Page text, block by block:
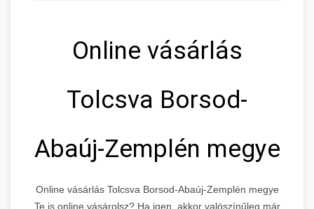
Online vásárlás
Tolcsva Borsod-
Abaúj-Zemplén megye
Online vásárlás Tolcsva Borsod-Abaúj-Zemplén megye
Te is online vásárolsz? Ha igen, akkor valószínűleg már